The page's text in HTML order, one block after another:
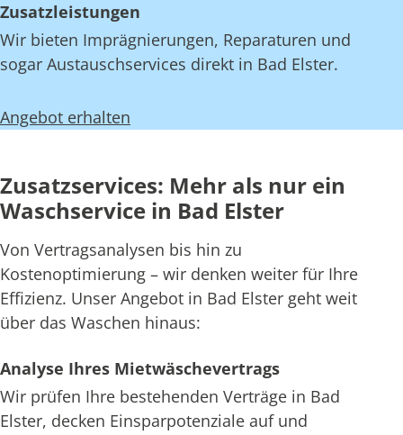
Zusatzleistungen
Wir bieten Imprägnierungen, Reparaturen und
sogar Austauschservices direkt in Bad Elster.
Angebot erhalten
Zusatzservices: Mehr als nur ein
Waschservice in Bad Elster
Von Vertragsanalysen bis hin zu
Kostenoptimierung – wir denken weiter für Ihre
Effizienz. Unser Angebot in Bad Elster geht weit
über das Waschen hinaus:
Analyse Ihres Mietwäschevertrags
Wir prüfen Ihre bestehenden Verträge in Bad
Elster, decken Einsparpotenziale auf und